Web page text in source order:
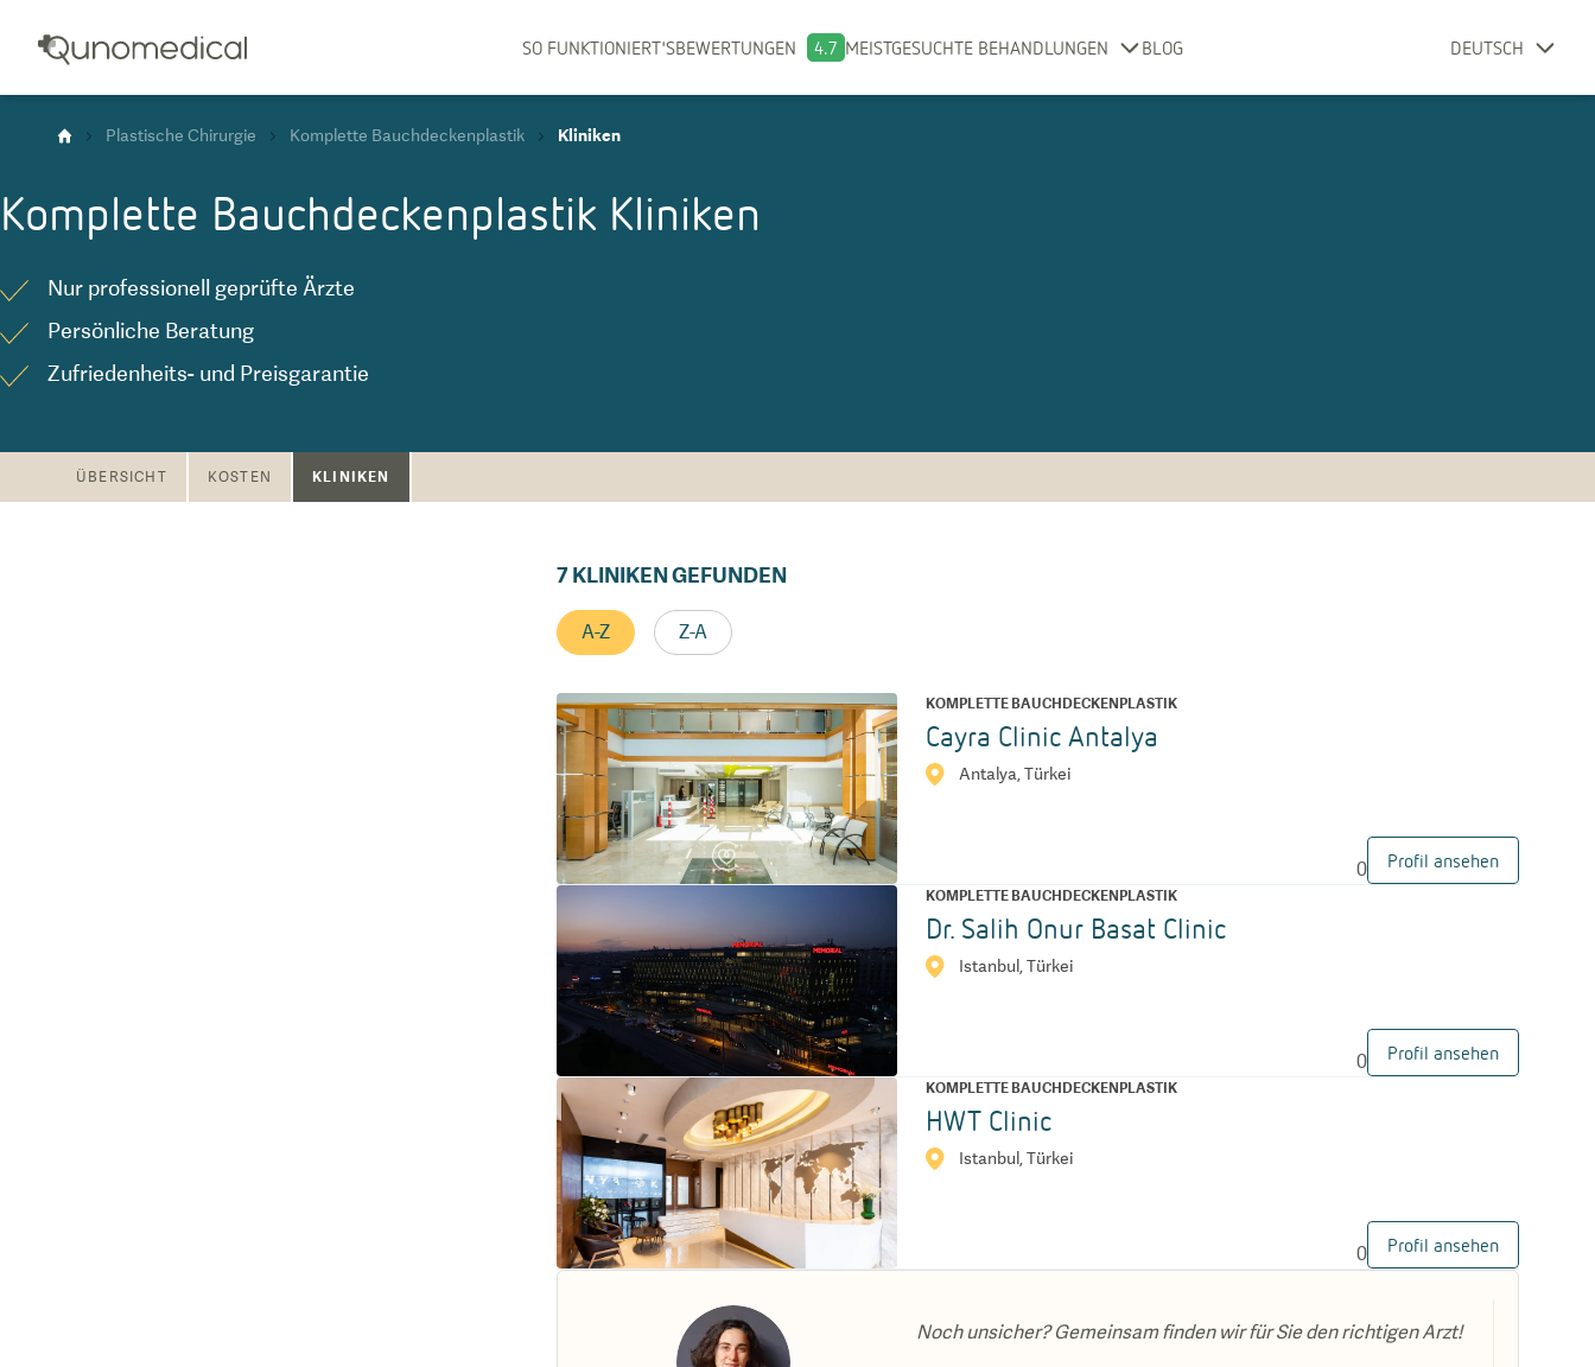
SO FUNKTIONIERT'SBEWERTUNGEN 4.7 MEISTGESUCHTE BEHANDLUNGEN BLOG DEUTSCH
Plastische Chirurgie Komplette Bauchdeckenplastik Kliniken
Komplette Bauchdeckenplastik Kliniken
Nur professionell geprüfte Ärzte
Persönliche Beratung
Zufriedenheits- und Preisgarantie
ÜBERSICHT KOSTEN KLINIKEN
7KLINIKEN GEFUNDEN
A-Z Z-A
KOMPLETTE BAUCHDECKENPLASTIK
Cayra Clinic Antalya
Antalya, Türkei
0 Profil ansehen
KOMPLETTE BAUCHDECKENPLASTIK
Dr. Salih Onur Basat Clinic
Istanbul, Türkei
0 Profil ansehen
KOMPLETTE BAUCHDECKENPLASTIK
HWT Clinic
Istanbul, Türkei
0 Profil ansehen
Noch unsicher? Gemeinsam finden wir für Sie den richtigen Arzt!